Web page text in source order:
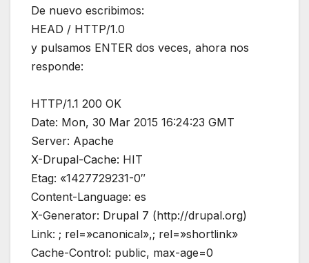
De nuevo escribimos:
HEAD / HTTP/1.0
y pulsamos ENTER dos veces, ahora nos
responde:
HTTP/1.1 200 OK
Date: Mon, 30 Mar 2015 16:24:23 GMT
Server: Apache
X-Drupal-Cache: HIT
Etag: «1427729231-0″
Content-Language: es
X-Generator: Drupal 7 (http://drupal.org)
Link: ; rel=»canonical»,; rel=»shortlink»
Cache-Control: public, max-age=0